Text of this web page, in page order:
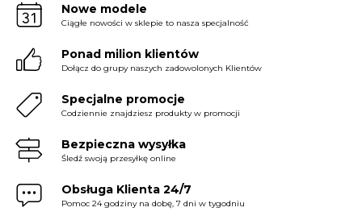
Nowe modele
Ciągłe nowości w sklepie to nasza specjalność
Ponad milion klientów
Dołącz do grupy naszych zadowolonych Klientów
Specjalne promocje
Codziennie znajdziesz produkty w promocji
Bezpieczna wysyłka
Śledź swoją przesyłkę online
Obsługa Klienta 24/7
Pomoc 24 godziny na dobę, 7 dni w tygodniu